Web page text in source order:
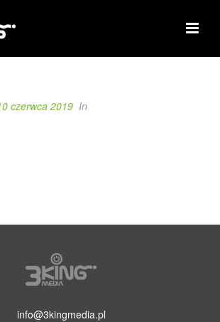
czerwca 2019 In
info@3kingmedia.pl